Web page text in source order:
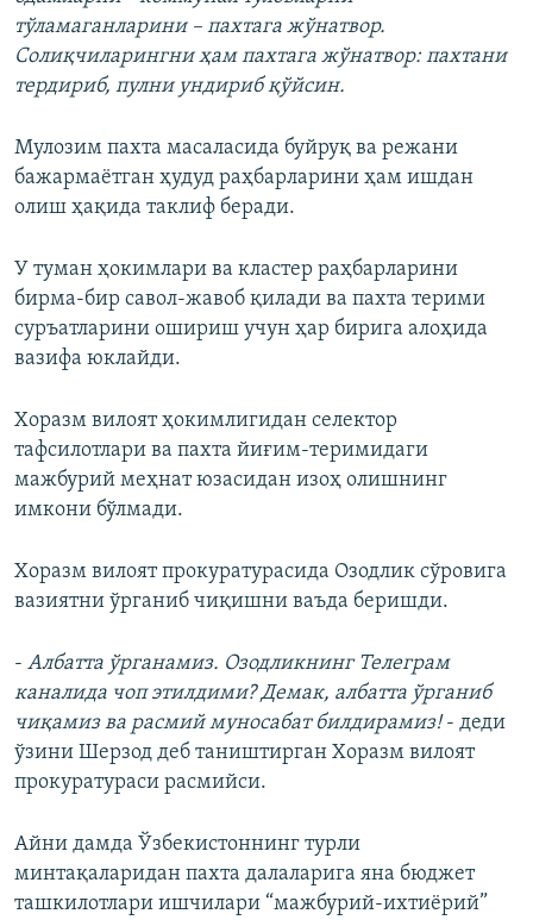
тўламаганларини – пахтага жўнатвор.
Солиқчиларингни ҳам пахтага жўнатвор: пахтани
тердириб, пулни ундириб қўйсин.
Мулозим пахта масаласида буйруқ ва режани
бажармаётган ҳудуд раҳбарларини ҳам ишдан
олиш ҳақида таклиф беради.
У туман ҳокимлари ва кластер раҳбарларини
бирма-бир савол-жавоб қилади ва пахта терими
суръатларини ошириш учун ҳар бирига алоҳида
вазифа юклайди.
Хоразм вилоят ҳокимлигидан селектор
тафсилотлари ва пахта йиғим-теримидаги
мажбурий меҳнат юзасидан изоҳ олишнинг
имкони бўлмади.
Хоразм вилоят прокуратурасида Озодлик сўровига
вазиятни ўрганиб чиқишни ваъда беришди.
- Албатта ўрганамиз. Озодликнинг Телеграм
каналида чоп этилдими? Демак, албатта ўрганиб
чиқамиз ва расмий муносабат билдирамиз! - деди
ўзини Шерзод деб таништирган Хоразм вилоят
прокуратураси расмийси.
Айни дамда Ўзбекистоннинг турли
минтақаларидан пахта далаларига яна бюджет
ташкилотлари ишчилари “мажбурий-ихтиёрий”